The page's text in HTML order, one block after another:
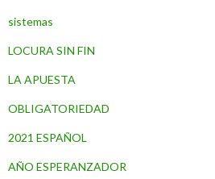
sistemas
LOCURA SIN FIN
LA APUESTA
OBLIGATORIEDAD
2021 ESPAÑOL
AÑO ESPERANZADOR